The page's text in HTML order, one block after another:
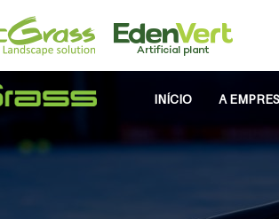
INÍCIO A